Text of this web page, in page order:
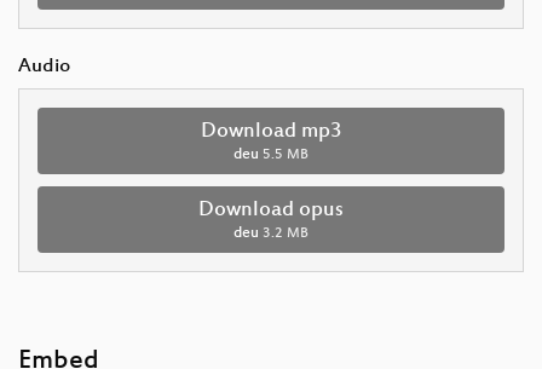
Audio
Download mp3
deu 5.5 MB
Download opus
deu 3.2 MB
Embed